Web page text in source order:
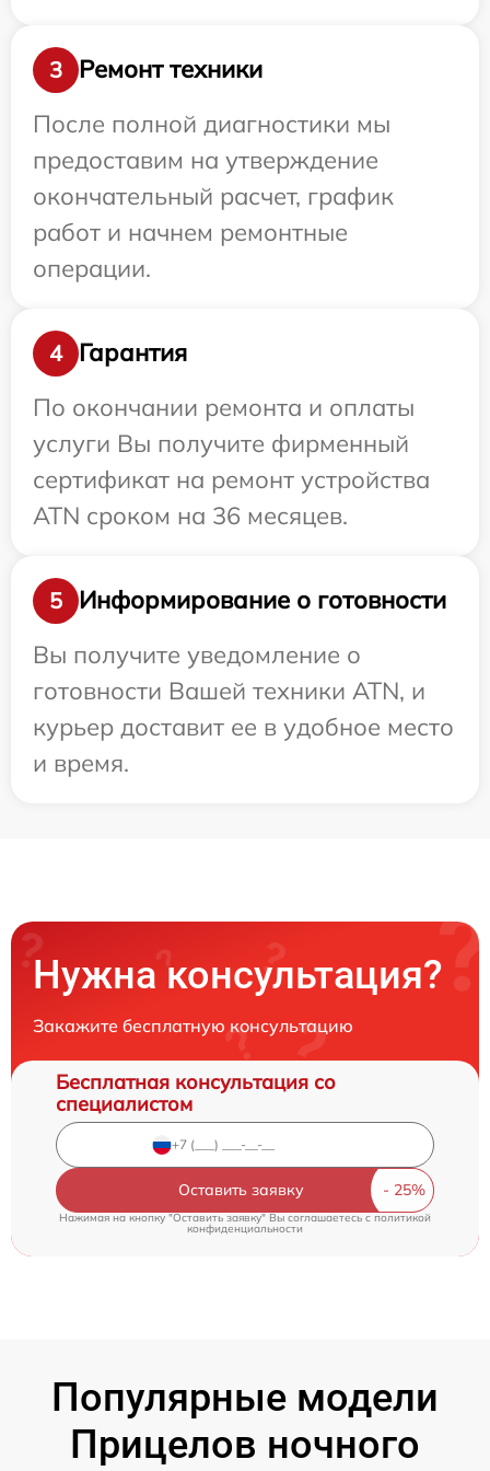
3
Ремонт техники
После полной диагностики мы
предоставим на утверждение
окончательный расчет, график
работ и начнем ремонтные
операции.
4
Гарантия
По окончании ремонта и оплаты
услуги Вы получите фирменный
сертификат на ремонт устройства
ATN сроком на 36 месяцев.
5
Информирование о готовности
Вы получите уведомление о
готовности Вашей техники ATN, и
курьер доставит ее в удобное место
и время.
Нужна консультация?
Закажите бесплатную консультацию
Бесплатная консультация со
специалистом
Оставить заявку
Нажимая на кнопку "Оставить заявку" Вы соглашаетесь cполитикой
конфиденциальности
Популярные модели
Прицелов ночного